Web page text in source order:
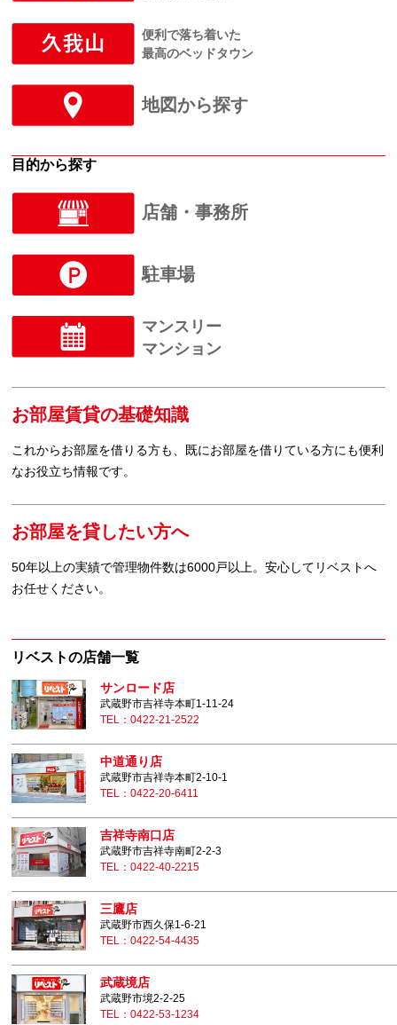
便利で落ち着いた
最高のベッドタウン
地図から探す
目的から探す
店舗・事務所
駐車場
マンスリー
マンション
お部屋賃貸の基礎知識
これからお部屋を借りる方も、既にお部屋を借りている方にも便利
なお役立ち情報です。
お部屋を貸したい方へ
50年以上の実績で管理物件数は6000戸以上。安心してリベストへ
お任せください。
リベストの店舗一覧
サンロード店
武蔵野市吉祥寺本町1-11-24
TEL：0422-21-2522
中道通り店
武蔵野市吉祥寺本町2-10-1
TEL：0422-20-6411
吉祥寺南口店
武蔵野市吉祥寺南町2-2-3
TEL：0422-40-2215
三鷹店
武蔵野市西久保1-6-21
TEL：0422-54-4435
武蔵境店
武蔵野市境2-2-25
TEL：0422-53-1234